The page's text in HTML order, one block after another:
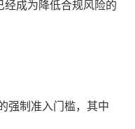
经成为降低合规风险的
强制准入门槛，其中